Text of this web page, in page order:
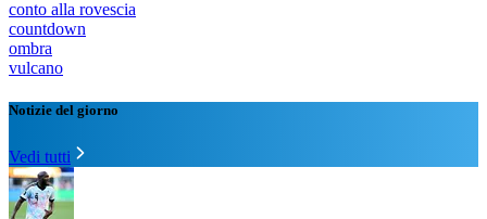
conto alla rovescia
countdown
ombra
vulcano
Notizie del giorno
Vedi tutti